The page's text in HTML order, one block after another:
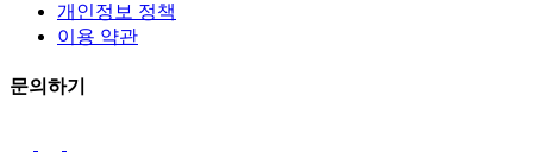
개인정보 정책
이용 약관
문의하기